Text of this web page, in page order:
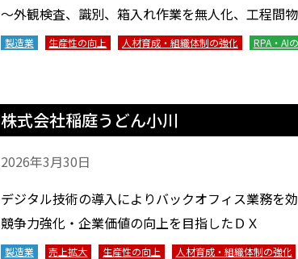
～外観検査、識別、箱入れ作業を無人化、工程間
製造業 生産性の向上 人材育成・組織体制の強化 RPA・AI
株式会社稲庭うどん小川
2026年3月30日
デジタル技術の導入によりバックオフィス業務を
競争力強化・企業価値の向上を目指したＤＸ
製造業 売上拡大 生産性の向上 人材育成・組織体制の強化